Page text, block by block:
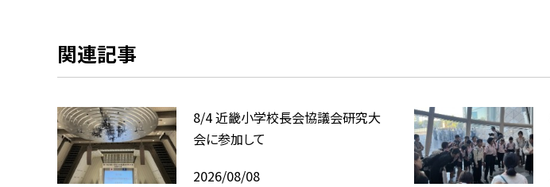
関連記事
8/4 近畿小学校長会協議会研究大
会に参加して
2026/08/08